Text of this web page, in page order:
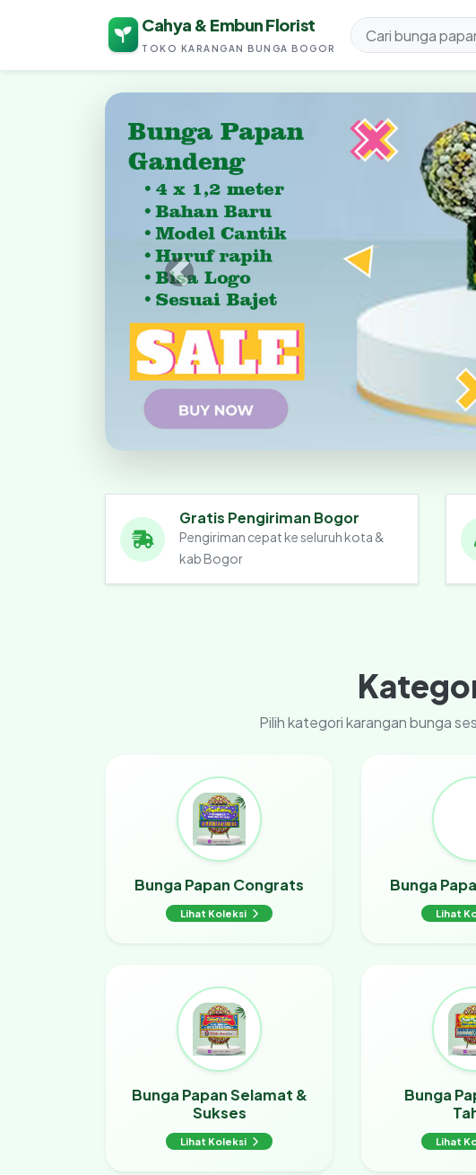
Cahya & Embun Florist
TOKO KARANGAN BUNGA BOGOR
Cahya & Embun
Gratis Pengiriman Bogor
Pengiriman cepat ke seluruh kota &
kab Bogor
Pilih kategori karangan bunga
Bunga Papan Congrats
Lihat Koleksi
Bunga
Lihat
Bunga Papan Selamat &
Sukses
Lihat Koleksi
Bunga
Lihat